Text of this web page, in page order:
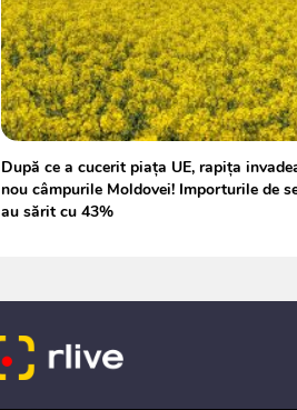
După ce a cucerit piața UE, rapița
nou câmpurile Moldovei! Importurile de
au sărit cu 43%